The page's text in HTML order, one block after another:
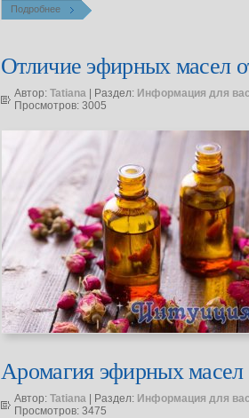
Подробнее
Отличие эфирных масел
Автор: Tatiana | Раздел: Информация для
Просмотров: 3005
Аромагия эфирных масел
Автор: Tatiana | Раздел: Информация для
Просмотров: 3475